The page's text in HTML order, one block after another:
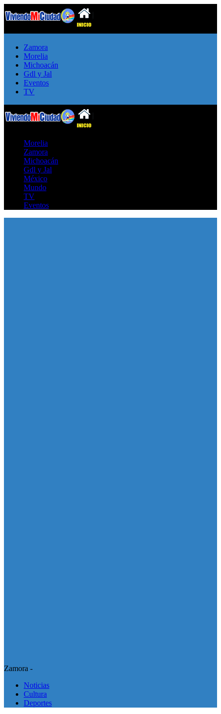
Zamora
Morelia
Michoacán
Gdl y Jal
Eventos
TV
Morelia
Zamora
Michoacán
Gdl y Jal
México
Mundo
TV
Eventos
Zamora -
Noticias
Cultura
Deportes